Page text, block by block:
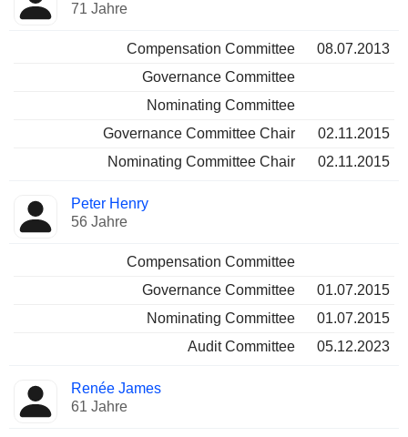
71 Jahre
Compensation Committee
08.07.2013
Governance Committee
Nominating Committee
Governance Committee Chair
02.11.2015
Nominating Committee Chair
02.11.2015
Peter Henry
56 Jahre
Compensation Committee
Governance Committee
01.07.2015
Nominating Committee
01.07.2015
Audit Committee
05.12.2023
Renée James
61 Jahre